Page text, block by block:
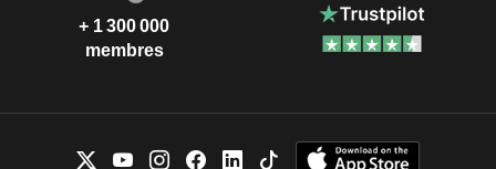
+ 1 300 000
membres